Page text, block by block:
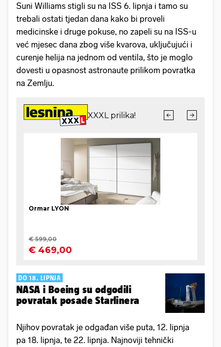
Suni Williams stigli su na ISS 6. lipnja i tamo su
trebali ostati tjedan dana kako bi proveli
medicinske i druge pokuse, no zapeli su na ISS-u
već mjesec dana zbog više kvarova, uključujući i
curenje helija na jednom od ventila, što je moglo
dovesti u opasnost astronaute prilikom povratka
na Zemlju.
DO 18. LIPNJA
NASA i Boeing su odgodili
povratak posade Starlinera
Njihov povratak je odgađan više puta, 12. lipnja
pa 18. lipnja, te 22. lipnja. Najnoviji tehnički